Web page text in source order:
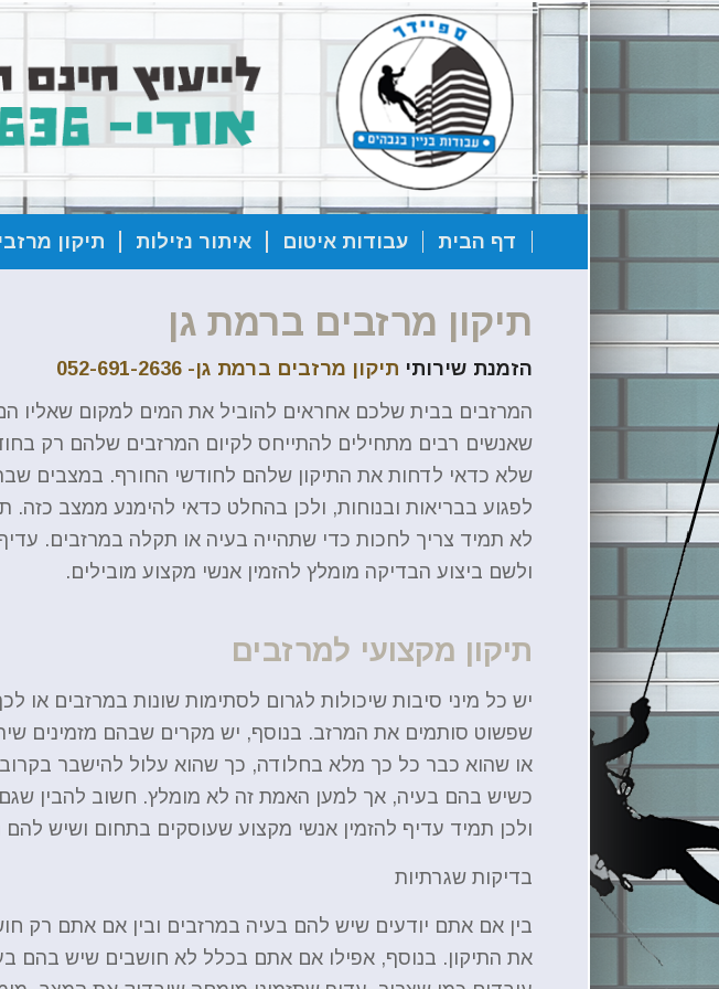
דף הבית עבודות איטום איתור נזילות תיקון
תיקון מרזבים ברמת גן
הזמנת שירותי תיקון מרזבים ברמת גן- 052-691-2636
המרזבים בבית שלכם אחראים להוביל את המים למקום שאליו
שאנשים רבים מתחילים להתייחס לקיום המרזבים שלהם רק
שלא כדאי לדחות את התיקון שלהם לחודשי החורף. במצבים
לפגוע בבריאות ובנוחות, ולכן בהחלט כדאי להימנע ממצב
לא תמיד צריך לחכות כדי שתהייה בעיה או תקלה במרזבים.
ולשם ביצוע הבדיקה מומלץ להזמין אנשי מקצוע מובילים.
תיקון מקצועי למרזבים
יש כל מיני סיבות שיכולות לגרום לסתימות שונות במרזבים או
שפשוט סותמים את המרזב. בנוסף, יש מקרים שבהם מזמינים
או שהוא כבר כל כך מלא בחלודה, כך שהוא עלול להישבר
כשיש בהם בעיה, אך למען האמת זה לא מומלץ. חשוב להבין שגם
ולכן תמיד עדיף להזמין אנשי מקצוע שעוסקים בתחום ושיש להם
בדיקות שגרתיות
בין אם אתם יודעים שיש להם בעיה במרזבים ובין אם אתם רק
את התיקון. בנוסף, אפילו אם אתם בכלל לא חושבים שיש בהם